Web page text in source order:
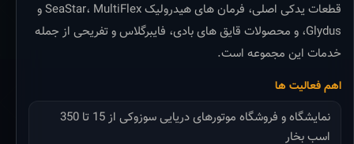
قطعات یدکی اصلی، فرمان های هیدرولیک SeaStar، MultiFlex و
Glydus، و محصولات قایق های بادی، فایبرگلاس و تفریحی از جمله
خدمات این مجموعه است.
اهم فعالیت ها
نمایشگاه و فروشگاه موتورهای دریایی سوزوکی از 15 تا 350
اسب بخار